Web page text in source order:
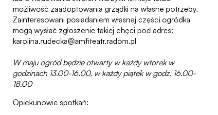
możliwość zaadoptowania grządki na własne potrzeby.
Zainteresowani posiadaniem własnej części ogródka
mogą wysłać zgłoszenie takiej chęci pod adres:
karolina.rudecka@amfiteatr.radom.pl
W maju ogród będzie otwarty w każdy wtorek w
godzinach 13.00-16.00, w każdy piątek w godz. 16.00-
18.00
Opiekunowie spotkań: